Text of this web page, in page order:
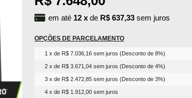
em até 12 x de R$ 637,33 sem juros
OPÇÕES DE PARCELAMENTO
1 x de R$ 7.036,16 sem juros (Desconto de 8%)
2 x de R$ 3.671,04 sem juros (Desconto de 4%)
3 x de R$ 2.472,85 sem juros (Desconto de 3%)
4 x de R$ 1.912,00 sem juros